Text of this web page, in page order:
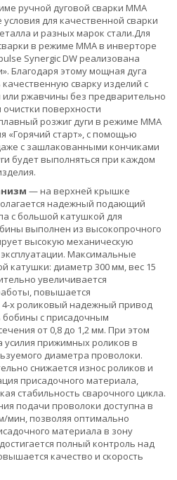
ручной дуговой сварки ММА
для качественной сварки
и разных марок стали.Для
в режиме ММА в инверторе
Synergic DW реализована
Благодаря этому мощная дуга
сварку изделий с
или ржавчины без предварительно
поверхности
розжиг дуги в режиме ММА
«Горячий старт», с помощью
с зашлакованными кончиками
будет выполняться при каждом
— на верхней крышке
надежный подающий
с большой катушкой для
выполнен из высокопрочного
высокую механическую
Максимальные
катушки: диаметр 300 мм, вес 15
увеличивается
повышается
х роликовый надежный привод
бобины с присадочным
от 0,8 до 1,2 мм. При этом
усилия прижимных роликов в
диаметра проволоки.
снижается износ роликов и
присадочного материала,
стабильность сварочного цикла.
подачи проволоки доступна в
мин, позволяя оптимально
материала в зону
полный контроль над
качество и скорость